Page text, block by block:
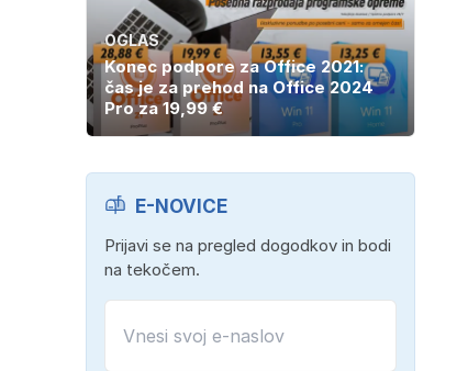
OGLAS
Konec podpore za Office 2021:
čas je za prehod na Office 2024
Pro za 19,99 €
E-NOVICE
Prijavi se na pregled dogodkov in bodi
na tekočem.